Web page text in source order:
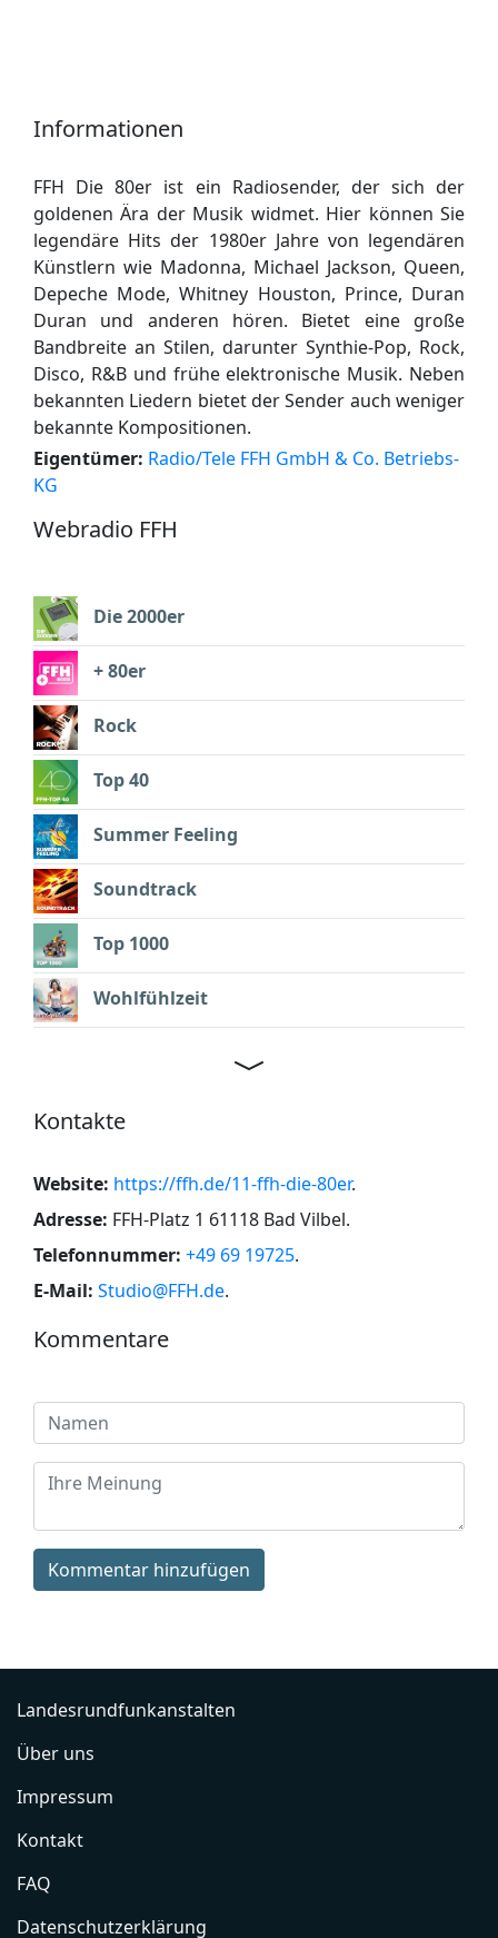
Informationen
FFH Die 80er ist ein Radiosender, der sich der
goldenen Ära der Musik widmet. Hier können Sie
legendäre Hits der 1980er Jahre von legendären
Künstlern wie Madonna, Michael Jackson, Queen,
Depeche Mode, Whitney Houston, Prince, Duran
Duran und anderen hören. Bietet eine große
Bandbreite an Stilen, darunter Synthie-Pop, Rock,
Disco, R&B und frühe elektronische Musik. Neben
bekannten Liedern bietet der Sender auch weniger
bekannte Kompositionen.
Eigentümer: Radio/Tele FFH GmbH & Co. Betriebs-
KG
Webradio FFH
Die 2000er
+ 80er
Rock
Top 40
Summer Feeling
Soundtrack
Top 1000
Wohlfühlzeit
Kontakte
Website: https://ffh.de/11-ffh-die-80er.
Adresse: FFH-Platz 1 61118 Bad Vilbel.
Telefonnummer: +49 69 19725.
E-Mail: Studio@FFH.de.
Kommentare
Kommentar hinzufügen
Landesrundfunkanstalten
Über uns
Impressum
Kontakt
FAQ
Datenschutzerklärung